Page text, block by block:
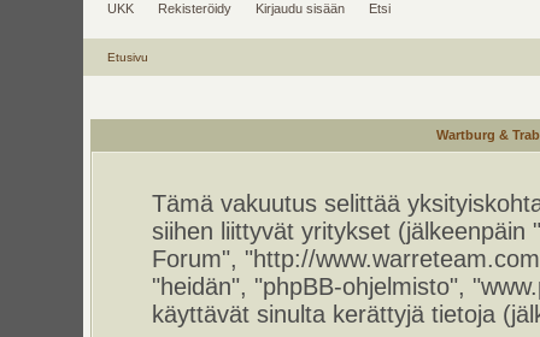
UKK Rekisteröidy Kirjaudu sisään Etsi
Etusivu
Wartburg &
Tämä vakuutus selittää
siihen liittyvät yritykset
Forum", "http://
"heidän", "phpBB-ohjelmisto",
käyttävät sinulta kerättyjä tietoja